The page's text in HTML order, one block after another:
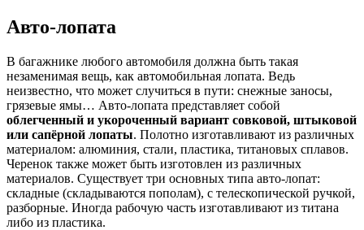
Авто-лопата
В багажнике любого автомобиля должна быть такая
незаменимая вещь, как автомобильная лопата. Ведь
неизвестно, что может случиться в пути: снежные заносы,
грязевые ямы… Авто-лопата представляет собой
облегченный и укороченный вариант совковой, штыковой
или сапёрной лопаты. Полотно изготавливают из различных
материалом: алюминия, стали, пластика, титановых сплавов.
Черенок также может быть изготовлен из различных
материалов. Существует три основных типа авто-лопат:
складные (складываются пополам), с телескопической ручкой,
разборные. Иногда рабочую часть изготавливают из титана
либо из пластика.